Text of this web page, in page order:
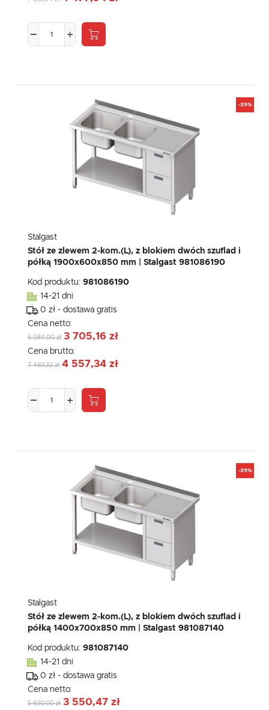
-39%
Stalgast
Stół ze zlewem 2-kom.(L), z blokiem dwóch szuflad i
półką 1900x600x850 mm | Stalgast 981086190
Kod produktu: 981086190
14-21 dni
0 zł - dostawa gratis
Cena netto:
6 084,00 zł 3 705,16 zł
Cena brutto:
7 483,32 zł 4 557,34 zł
-39%
Stalgast
Stół ze zlewem 2-kom.(L), z blokiem dwóch szuflad i
półką 1400x700x850 mm | Stalgast 981087140
Kod produktu: 981087140
14-21 dni
0 zł - dostawa gratis
Cena netto:
5 830,00 zł 3 550,47 zł